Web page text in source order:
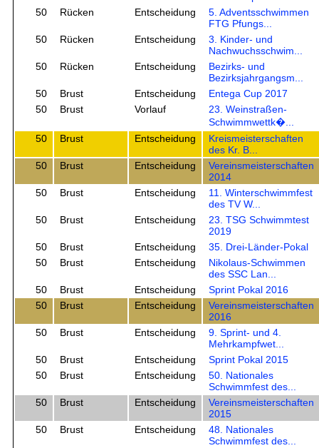
50
Rücken Entscheidung
5. Adventsschwimmen
FTG Pfungs...
50
Rücken Entscheidung
3. Kinder- und
Nachwuchsschwim...
50
Rücken Entscheidung
Bezirks- und
Bezirksjahrgangsm...
50
Brust Entscheidung
Entega Cup 2017
50
Brust Vorlauf
23. Weinstraßen-
Schwimmwettk�...
50
Brust Entscheidung
Kreismeisterschaften
des Kr. B...
50
Brust Entscheidung
Vereinsmeisterschaften
2014
50
Brust Entscheidung
11. Winterschwimmfest
des TV W...
50
Brust Entscheidung
23. TSG Schwimmtest
2019
50
Brust Entscheidung
35. Drei-Länder-Pokal
50
Brust Entscheidung
Nikolaus-Schwimmen
des SSC Lan...
50
Brust Entscheidung
Sprint Pokal 2016
50
Brust Entscheidung
Vereinsmeisterschaften
2016
50
Brust Entscheidung
9. Sprint- und 4.
Mehrkampfwet...
50
Brust Entscheidung
Sprint Pokal 2015
50
Brust Entscheidung
50. Nationales
Schwimmfest des...
50
Brust Entscheidung
Vereinsmeisterschaften
2015
50
Brust Entscheidung
48. Nationales
Schwimmfest des...